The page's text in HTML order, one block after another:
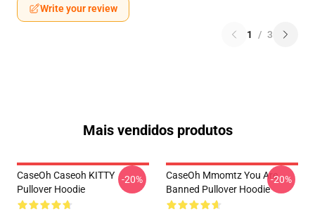
Write your review
1 / 3
Mais vendidos produtos
CaseOh Caseoh KITTY
Pullover Hoodie
-20%
CaseOh Mmomtz You Are
Banned Pullover Hoodie
-20%